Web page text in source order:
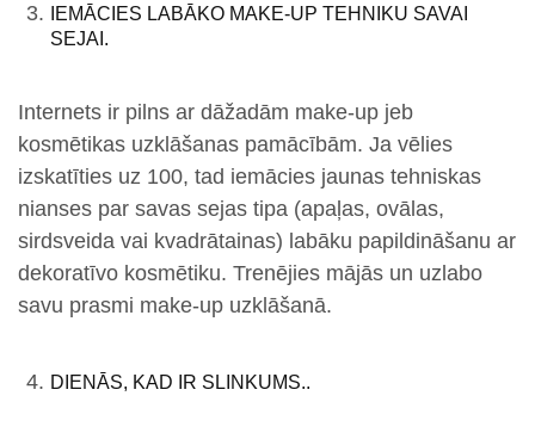
IEMĀCIES LABĀKO MAKE-UP TEHNIKU SAVAI
SEJAI.
Internets ir pilns ar dāžadām make-up jeb
kosmētikas uzklāšanas pamācībām. Ja vēlies
izskatīties uz 100, tad iemācies jaunas tehniskas
nianses par savas sejas tipa (apaļas, ovālas,
sirdsveida vai kvadrātainas) labāku papildināšanu ar
dekoratīvo kosmētiku. Trenējies mājās un uzlabo
savu prasmi make-up uzklāšanā.
DIENĀS, KAD IR SLINKUMS..